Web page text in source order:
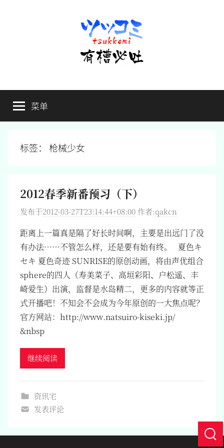
有
槽
必
槽，
毋
菜单
标签： 枪械少女
2012春季新番预习（下）
发布于2012-03-27T23:14:44+08:00 作者:qakcn
距离上一篇真是隔了好长时间啊，主要是出远门了没
有办法……不管怎么样，还是要有始有终。 夏色キ
セキ 夏色奇迹 SUNRISE的原创动画，将由声优组合
sphere的四人（寿美菜子、高垣彩阳、户松遥、丰
崎爱生）出演，监督是水岛精二，更多的内容就等正
式开播吧！不知会不会成为今年原创的一大焦点呢？
官方网站：http://www.natsuiro-kiseki.jp/
&nbsp
继续阅读
资讯宅
发表评论